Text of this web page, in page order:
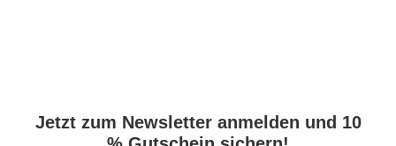
Jetzt zum Newsletter anmelden und 10